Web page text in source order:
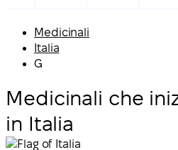
Medicinali
Italia
G
Medicinali che
in Italia